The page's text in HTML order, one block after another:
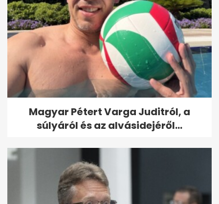
Magyar Pétert Varga Juditról, a
súlyáról és az alvásidejéről...